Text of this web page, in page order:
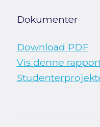
Dokumenter
Download PDF
Vis denne